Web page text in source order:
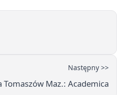
Następny >>
Tomaszów Maz.: Academica